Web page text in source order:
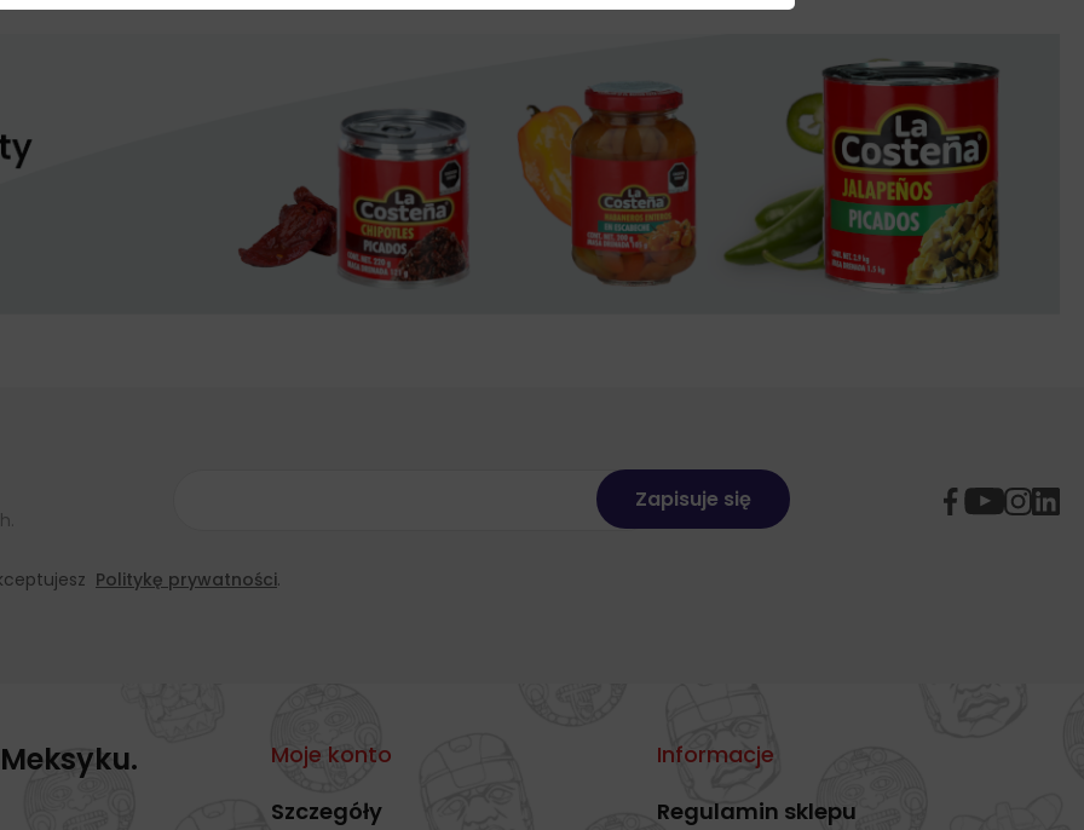
Politykę prywatności.
Moje konto
Szczegóły
Informacje
Regulamin sklepu